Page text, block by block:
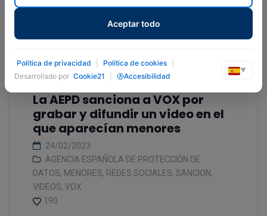
La AEPD sanciona a VOX por
grabar y difundir un video en el
que aparecían menores
24/02/2023
AGENCIA ESPAÑOLA DE PROTECCIÓN DE
DATOS, MENORES, REDES SOCIALES, SANCION,
VIDEOS, VOX
190
Aceptar todo
Política de privacidad Política de cookies
Desarrollado por Cookie21 Accesibilidad
▼